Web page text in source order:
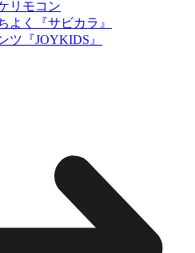
リモコン
よく『サビカラ』
ツ『JOYKIDS』